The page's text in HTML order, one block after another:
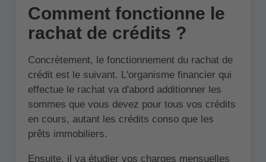
Comment fonctionne le
rachat de crédits ?
Concrètement, le fonctionnement du rachat de
crédit est le suivant. L'organisme financier qui
effectue le rachat va d'abord additionner les
sommes que vous devez pour tous vos crédits
en cours, autant les crédits conso que les
prêts immobiliers.
Ensuite, il va étudier vos charges mensuelles